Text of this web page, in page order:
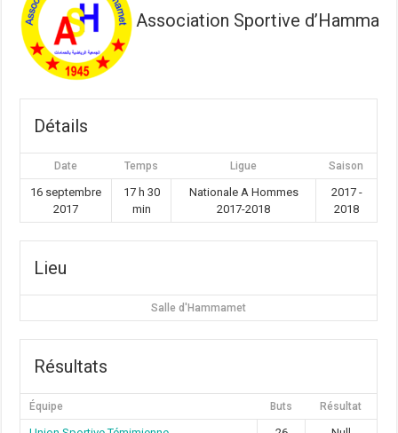
Association Sportive
Détails
Date Temps Ligue Saison
16 septembre
2017
17 h 30
min
Nationale A Hommes
2017-2018
2017 -
2018
Lieu
Salle d'Hammamet
Résultats
Équipe Buts Résultat